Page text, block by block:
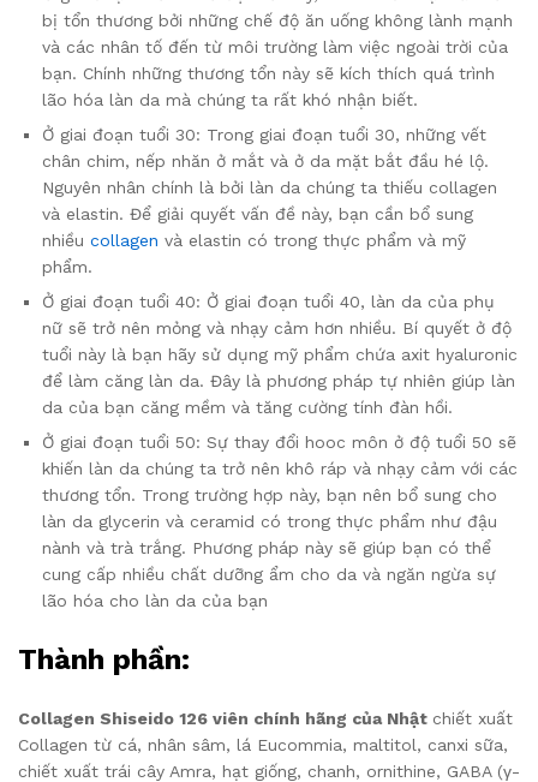
bị tổn thương bởi những chế độ ăn uống không lành mạnh
và các nhân tố đến từ môi trường làm việc ngoài trời của
bạn. Chính những thương tổn này sẽ kích thích quá trình
lão hóa làn da mà chúng ta rất khó nhận biết.
Ở giai đoạn tuổi 30: Trong giai đoạn tuổi 30, những vết
chân chim, nếp nhăn ở mắt và ở da mặt bắt đầu hé lộ.
Nguyên nhân chính là bởi làn da chúng ta thiếu collagen
và elastin. Để giải quyết vấn đề này, bạn cần bổ sung
nhiều collagen và elastin có trong thực phẩm và mỹ
phẩm.
Ở giai đoạn tuổi 40: Ở giai đoạn tuổi 40, làn da của phụ
nữ sẽ trở nên mỏng và nhạy cảm hơn nhiều. Bí quyết ở độ
tuổi này là bạn hãy sử dụng mỹ phẩm chứa axit hyaluronic
để làm căng làn da. Đây là phương pháp tự nhiên giúp làn
da của bạn căng mềm và tăng cường tính đàn hồi.
Ở giai đoạn tuổi 50: Sự thay đổi hooc môn ở độ tuổi 50 sẽ
khiến làn da chúng ta trở nên khô ráp và nhạy cảm với các
thương tổn. Trong trường hợp này, bạn nên bổ sung cho
làn da glycerin và ceramid có trong thực phẩm như đậu
nành và trà trắng. Phương pháp này sẽ giúp bạn có thể
cung cấp nhiều chất dưỡng ẩm cho da và ngăn ngừa sự
lão hóa cho làn da của bạn
Thành phần:
Collagen Shiseido 126 viên chính hãng của Nhật chiết xuất
Collagen từ cá, nhân sâm, lá Eucommia, maltitol, canxi sữa,
chiết xuất trái cây Amra, hạt giống, chanh, ornithine, GABA (γ-